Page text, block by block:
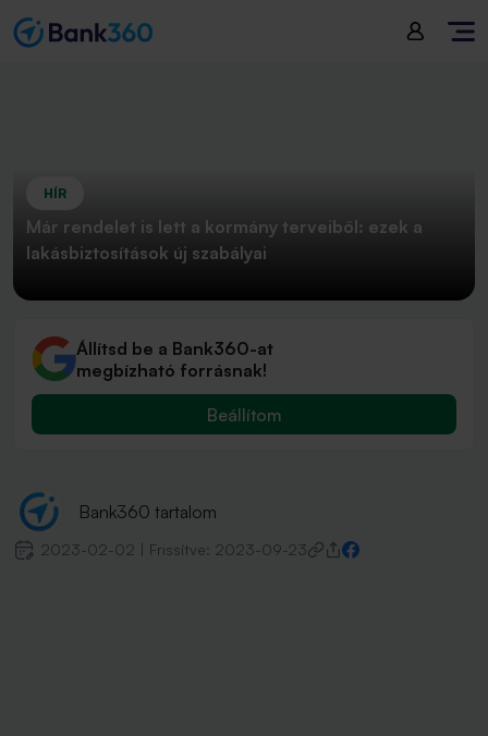
HÍR
Már rendelet is lett a kormány terveiből: ezek a
lakásbiztosítások új szabályai
Állítsd be a Bank360-at
megbízható forrásnak!
Beállítom
Bank360 tartalom
2023-02-02 Frissítve: 2023-09-23